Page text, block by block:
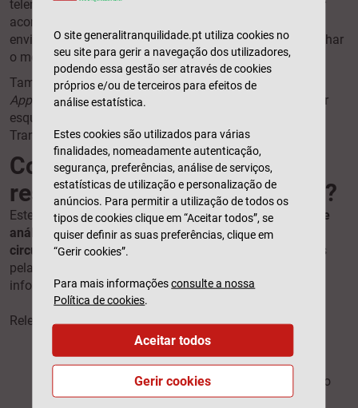
telemóvel, umlinkcom um código de acesso para poder
acompanhar o processo, comunicar com o gestor e
enviar/consultar os seus documentos. Poderá acompanhar
o mesmo através daApp ou na área de cliente do
Também pode comunicar com a seguradora, através da
App e do assistente virtual, que aparece no canto inferior
esquerdo do ecrã, nas páginas do
Tranquilidade.
Como é decidida a
responsabilidade do acidente?
Este apuramento envolve, normalmente,um processo de
análise de provas, um esclarecimento de todas as
circunstâncias e uma peritagem ao veículo
, conduzidos
pela seguradora. Por isso, é tão importante reunir as
informações acima referidas.
Relembrando:
dados dos condutores e dos veículos
envolvidos;
números das apólices de seguro – o seu e o
do outro condutor;
O site generalitranquilidade.pt utiliza cookies no
seu site para gerir a navegação dos utilizadores,
podendo essa gestão ser através de cookies
próprios e/ou de terceiros para efeitos de
análise estatística.
Estes cookies são utilizados para várias
finalidades, nomeadamente autenticação,
segurança, preferências, análise de serviços,
estatísticas de utilização e personalização de
anúncios. Para permitir a utilização de todos os
tipos de cookies clique em “Aceitar todos”, se
quiser definir as suas preferências, clique em
“Gerir cookies”.
Para mais informaçõesconsulte a nossa
Política de cookies.
Gerir cookies
Aceitar todos